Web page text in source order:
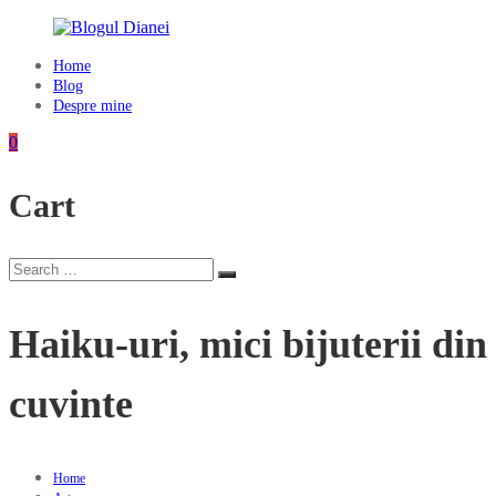
content
Blogul
Dianei
Blognotes
călătorii
și
finețuri
Home
Blog
Despre mine
0
Cart
Search
for:
Search
Haiku-uri, mici bijuterii din
cuvinte
Home